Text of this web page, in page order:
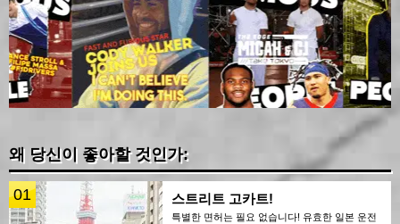
왜 당신이 좋아할 것인가:
01 스트리트 고카트!
특별한 면허는 필요 없습니다! 유효한 일본 운전